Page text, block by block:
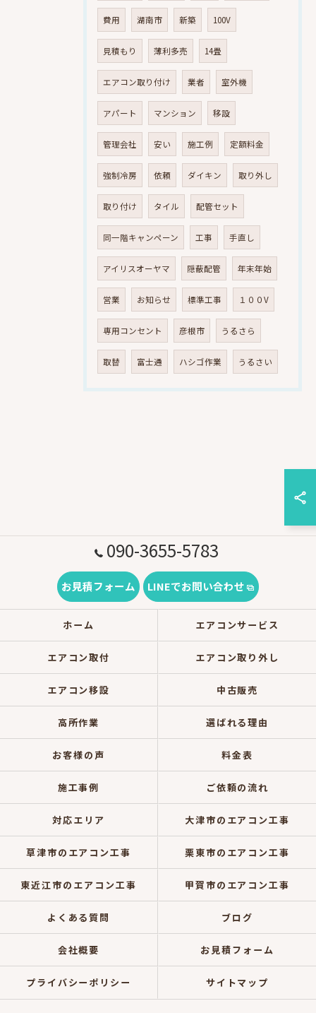
費用 湖南市 新築 100V
見積もり 薄利多売 14畳
エアコン取り付け 業者 室外機
アパート マンション 移設
管理会社 安い 施工例 定額料金
強制冷房 依頼 ダイキン 取り外し
取り付け タイル 配管セット
同一階キャンペーン 工事 手直し
アイリスオーヤマ 隠蔽配管 年末年始
営業 お知らせ 標準工事 １００V
専用コンセント 彦根市 うるさら
取替 富士通 ハシゴ作業 うるさい
090-3655-5783
お見積フォーム LINEでお問い合わせ
ホーム エアコンサービス
エアコン取付 エアコン取り外し
エアコン移設 中古販売
高所作業 選ばれる理由
お客様の声 料金表
施工事例 ご依頼の流れ
対応エリア 大津市のエアコン工事
草津市のエアコン工事 栗東市のエアコン工事
東近江市のエアコン工事 甲賀市のエアコン工事
よくある質問 ブログ
会社概要 お見積フォーム
プライバシーポリシー サイトマップ